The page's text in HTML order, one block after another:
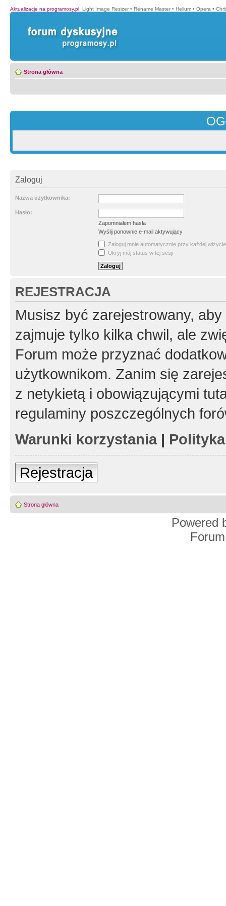
Aktualizacje na programosy.pl: Light Image Resizer • Rename Master • Helium • Opera •
Strona główna
Zaloguj
Nazwa użytkownika:
Hasło:
Zapomniałem hasła
Wyślij ponownie e-mail aktywujący
Zaloguj mnie automatycznie przy każdej wizycie
Ukryj mój status w tej sesji
REJESTRACJA
Musisz być zarejestrowany,
zajmuje tylko kilka chwil, ale
Forum może przyznać
użytkownikom. Zanim się
z netykietą i obowiązującymi
regulaminy poszczególnych
Warunki korzystania|
Rejestracja
Strona główna
Powered